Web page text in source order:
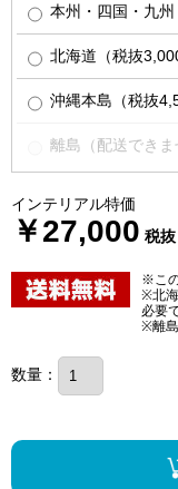
本州・四国・九州
北海道（税抜
沖縄本島（税抜
離島（配送できま
インテリアル特価
￥27,000 税抜
※こ
※北
必要
※離
数量：